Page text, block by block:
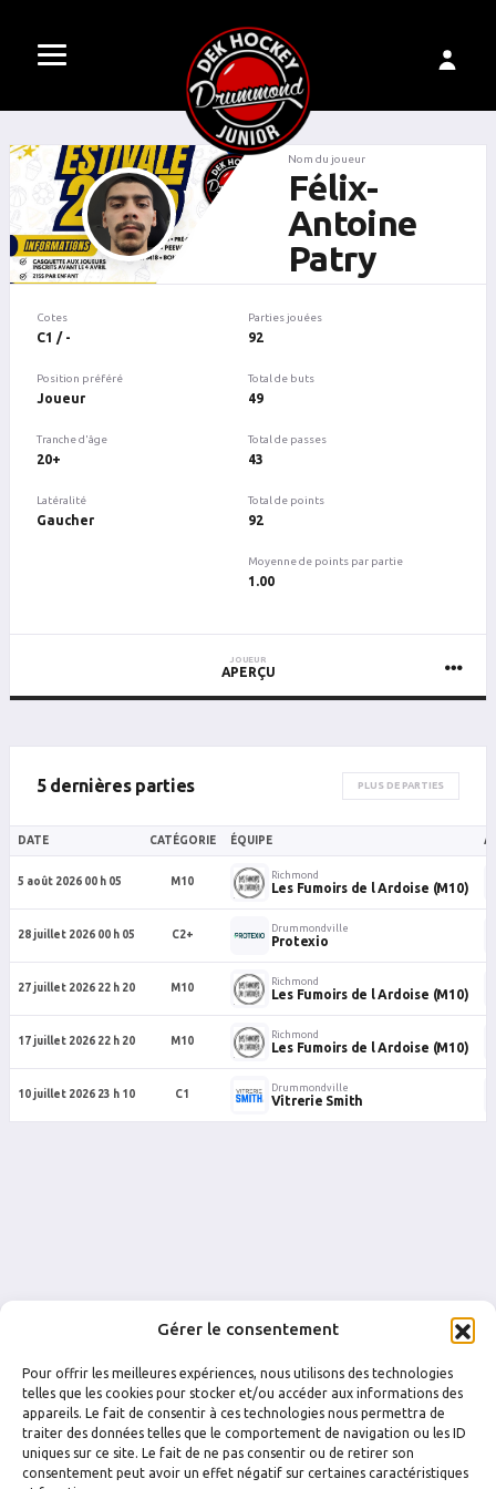
Gérer le consentement
Pour offrir les meilleures expériences, nous utilisons des technologies
telles que les cookies pour stocker et/ou accéder aux informations des
appareils. Le fait de consentir à ces technologies nous permettra de
traiter des données telles que le comportement de navigation ou les ID
uniques sur ce site. Le fait de ne pas consentir ou de retirer son
consentement peut avoir un effet négatif sur certaines caractéristiques
Nom du joueur
Félix-
Antoine
Patry
Cotes
C1 / -
Position préféré
Joueur
Tranche d'âge
20+
Latéralité
Gaucher
Parties jouées
92
Total de buts
49
Total de passes
43
Total de points
92
Moyenne de points par partie
1.00
JOUEUR
APERÇU
5 dernières parties PLUS DE PARTIES
DATE CATÉGORIE ÉQUIPE
5 août 2026 00 h 05 M10
Richmond
Les Fumoirs de l Ardoise (M10)
28 juillet 2026 00 h 05 C2+
Drummondville
Protexio
27 juillet 2026 22 h 20 M10
Richmond
Les Fumoirs de l Ardoise (M10)
17 juillet 2026 22 h 20 M10
Richmond
Les Fumoirs de l Ardoise (M10)
10 juillet 2026 23 h 10 C1
Drummondville
Vitrerie Smith
FACEBOOK INSTAGRAM